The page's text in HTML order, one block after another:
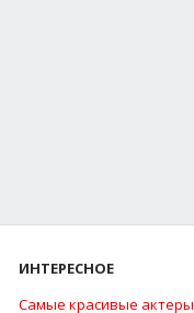
ИНТЕРЕСНОЕ
Самые красивые актеры